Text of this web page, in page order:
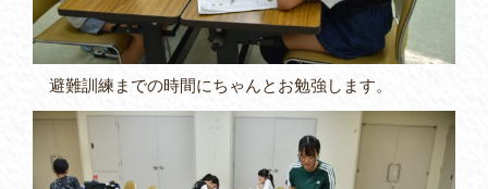
避難訓練までの時間にちゃんとお勉強します。